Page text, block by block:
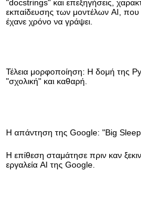
"docstrings" και επεξηγήσεις,
εκπαίδευσης των μοντέλων AI,
έχανε χρόνο να γράψει.
Τέλεια μορφοποίηση: Η δομή της
"σχολική" και καθαρή.
Η απάντηση της Google: "Big
Η επίθεση σταμάτησε πριν καν
εργαλεία AI της Google.